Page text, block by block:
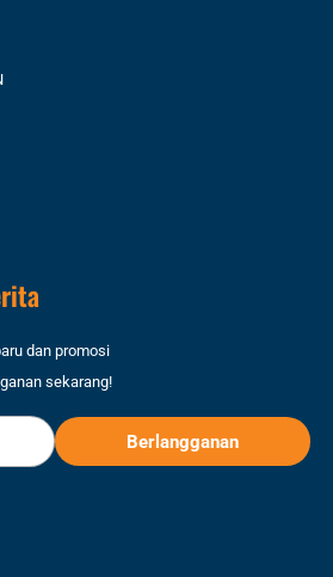
dan promosi
sekarang!